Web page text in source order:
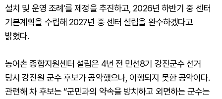
설치 및 운영 조례'를 제정을 추진하고, 2026년 하반기 중 센터
기본계획을 수립해 2027년 중 센터 설립을 완수하겠다고
밝혔다.
농어촌 종합지원센터 설립은 4년 전 민선8기 강진군수 선거
당시 강진원 군수 후보가 공약했으나, 이행되지 못한 공약이다.
관련해 차 후보는 “군민과의 약속을 방치하고 외면하는 군수는